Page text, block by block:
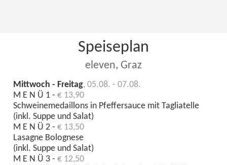
Speiseplan
eleven, Graz
Mittwoch - Freitag, 05.08. - 07.08.
M E N Ü 1 -€ 13,90
Schweinemedaillons in Pfeffersauce mit Tagliatelle
(inkl. Suppe und Salat)
M E N Ü 2 -€ 13,50
Lasagne Bolognese
(inkl. Suppe und Salat)
M E N Ü 3 -€ 12,50